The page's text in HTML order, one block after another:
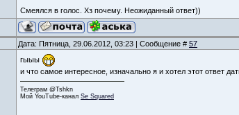
Смеялся в голос. Хз почему. Неожиданный ответ))
Дата: Пятница, 29.06.2012, 03:23 | Сообщение # 57
гыыы
и что самое интересное, изначально я и хотел этот ответ
Телеграм @Tshkn
Мой YouTube-канал Se Squared